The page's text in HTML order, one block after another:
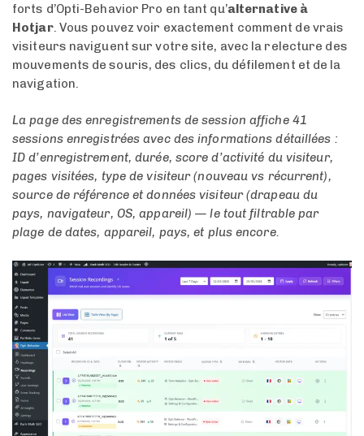
forts d’Opti-Behavior Pro en tant qu’alternative à
Hotjar. Vous pouvez voir exactement comment de vrais
visiteurs naviguent sur votre site, avec la relecture des
mouvements de souris, des clics, du défilement et de la
navigation.
La page des enregistrements de session affiche 41
sessions enregistrées avec des informations détaillées :
ID d’enregistrement, durée, score d’activité du visiteur,
pages visitées, type de visiteur (nouveau vs récurrent),
source de référence et données visiteur (drapeau du
pays, navigateur, OS, appareil) — le tout filtrable par
plage de dates, appareil, pays, et plus encore.